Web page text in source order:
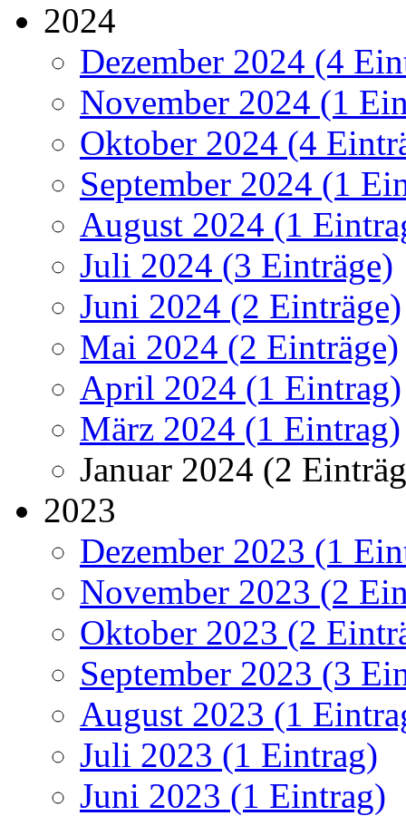
2024
Dezember 2024 (4
November 2024 (1
Oktober 2024 (4
September 2024 (1
August 2024 (1
Juli 2024 (3 Einträge)
Juni 2024 (2 Einträge)
Mai 2024 (2 Einträge)
April 2024 (1 Eintrag)
März 2024 (1 Eintrag)
Januar 2024 (2
2023
Dezember 2023 (1
November 2023 (2
Oktober 2023 (2
September 2023 (3
August 2023 (1
Juli 2023 (1 Eintrag)
Juni 2023 (1 Eintrag)